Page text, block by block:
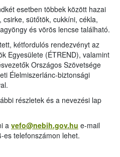
esetben többek között hazai
sütőtök, cukkíni, cékla,
és vörös lencse található.
kétfordulós rendezvényt az
Egyesülete (ÉTREND), valamint
Országos Szövetsége
Élelmiszerlánc-biztonsági
részletek és a nevezési lap
a vefo@nebih.gov.hu e-mail
telefonszámon lehet.